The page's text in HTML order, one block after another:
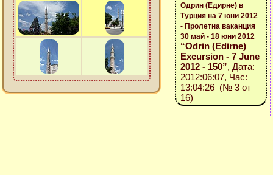
Одрин (Едирне) в
Турция на 7 юни 2012
- Пролетна ваканция
30 май - 18 юни 2012
“Odrin (Edirne)
Excursion - 7 June
2012 - 150”, Дата:
2012:06:07, Час:
13:04:26 (№ 3 от
16)